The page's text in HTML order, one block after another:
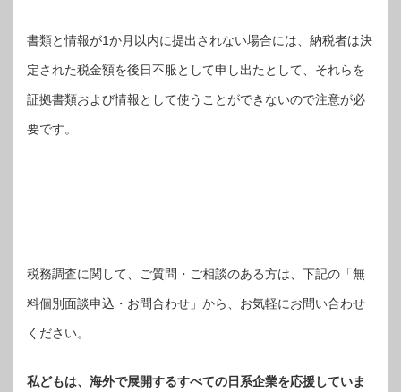
書類と情報が1か月以内に提出されない場合には、納税者は決
定された税金額を後日不服として申し出たとして、それらを
証拠書類および情報として使うことができないので注意が必
要です。
税務調査に関して、ご質問・ご相談のある方は、下記の「無
料個別面談申込・お問合わせ」から、お気軽にお問い合わせ
ください。
私どもは、海外で展開するすべての日系企業を応援していま